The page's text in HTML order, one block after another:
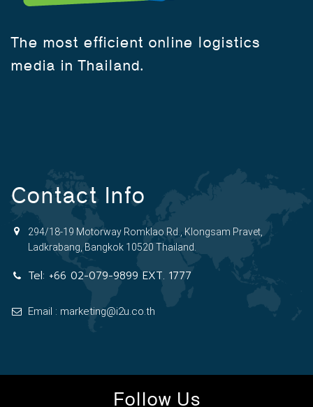
The most efficient online logistics
media in Thailand.
Contact Info
294/18-19 Motorway Romklao Rd., Klongsam Pravet,
Ladkrabang, Bangkok 10520 Thailand.
Tel: +66 02-079-9899 EXT. 1777
Email : marketing@i2u.co.th
Follow Us